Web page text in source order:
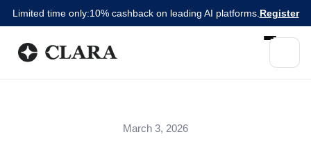
Limited time only:10% cashback on leading AI platforms. Register
March 3, 2026